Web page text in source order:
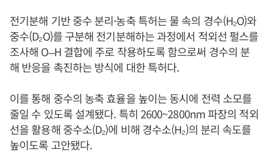
전기분해 기반 중수 분리·농축 특허는 물 속의 경수(H₂O)와
중수(D₂O)를 구분해 전기분해하는 과정에서 적외선 펄스를
조사해 O–H 결합에 주로 작용하도록 함으로써 경수의 분
해 반응을 촉진하는 방식에 대한 특허다.
이를 통해 중수의 농축 효율을 높이는 동시에 전력 소모를
줄일 수 있도록 설계됐다. 특히 2600~2800nm 파장의 적외
선을 활용해 중수소(D₂)에 비해 경수소(H₂)의 분리 속도를
높이도록 고안됐다.